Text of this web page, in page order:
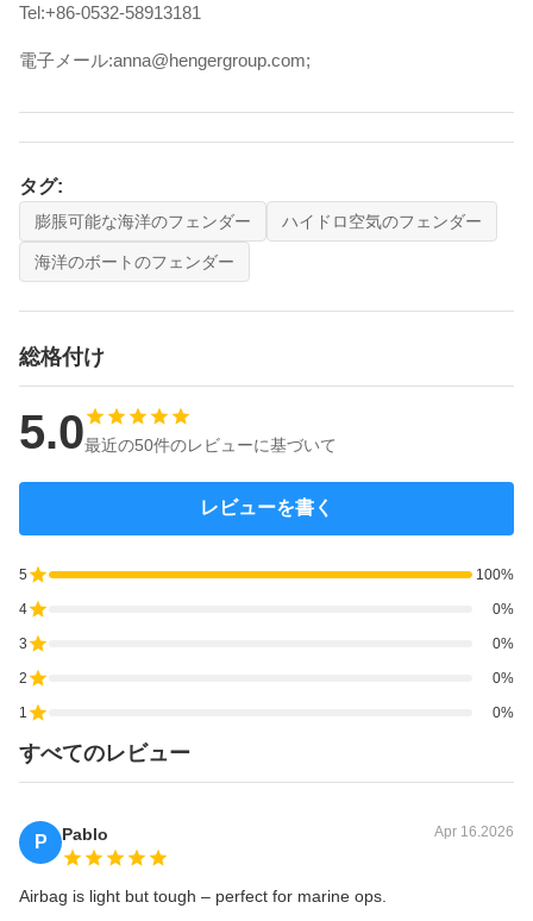
Tel:+86-0532-58913181
電子メール:anna@hengergroup.com;
タグ:
膨脹可能な海洋のフェンダー ハイドロ空気のフェンダー
海洋のボートのフェンダー
総格付け
5.0最近の50件のレビューに基づいて
レビューを書く
5 100%
4 0%
3 0%
2 0%
1 0%
すべてのレビュー
P Pablo Apr 16.2026
Airbag is light but tough – perfect for marine ops.